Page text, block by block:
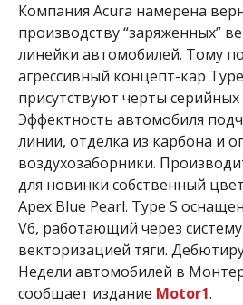
Компания Acura намерена
производству “заряженных”
линейки автомобилей. Тому
агрессивный концепт-кар
присутствуют черты серийных
Эффектность автомобиля
линии, отделка из карбона и
воздухозаборники.
для новинки собственный
Apex Blue Pearl. Type S
V6, работающий через
векторизацией тяги.
Недели автомобилей в
сообщает издание Motor1.